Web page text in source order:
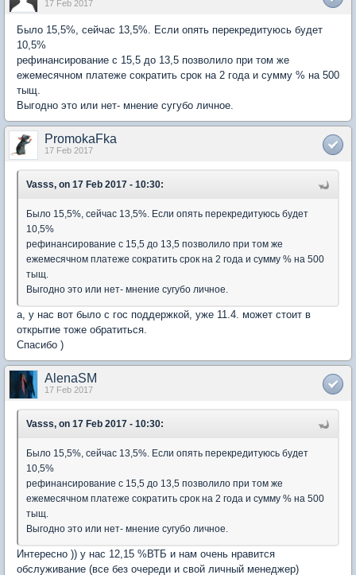
17 Feb 2017
Было 15,5%, сейчас 13,5%. Если опять перекредитуюсь будет
10,5%
рефинансирование с 15,5 до 13,5 позволило при том же
ежемесячном платеже сократить срок на 2 года и сумму % на 500
тыщ.
Выгодно это или нет- мнение сугубо личное.
PromokaFka
17 Feb 2017
Vasss, on 17 Feb 2017 - 10:30:
Было 15,5%, сейчас 13,5%. Если опять перекредитуюсь будет
10,5%
рефинансирование с 15,5 до 13,5 позволило при том же
ежемесячном платеже сократить срок на 2 года и сумму % на 500
тыщ.
Выгодно это или нет- мнение сугубо личное.
а, у нас вот было с гос поддержкой, уже 11.4. может стоит в
открытие тоже обратиться.
Спасибо )
AlenaSM
17 Feb 2017
Vasss, on 17 Feb 2017 - 10:30:
Было 15,5%, сейчас 13,5%. Если опять перекредитуюсь будет
10,5%
рефинансирование с 15,5 до 13,5 позволило при том же
ежемесячном платеже сократить срок на 2 года и сумму % на 500
тыщ.
Выгодно это или нет- мнение сугубо личное.
Интересно )) у нас 12,15 %ВТБ и нам очень нравится
обслуживание (все без очереди и свой личный менеджер)